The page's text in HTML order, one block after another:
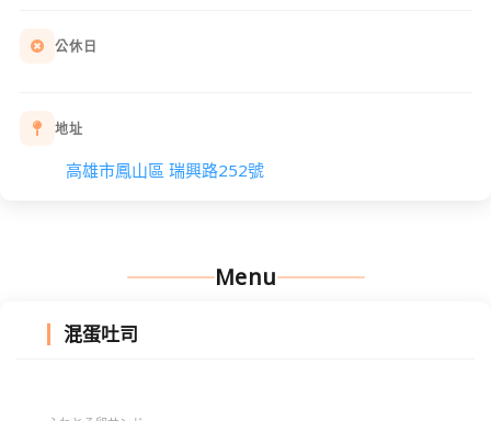
公休日
地址
高雄市鳳山區 瑞興路252號
Menu
混蛋吐司